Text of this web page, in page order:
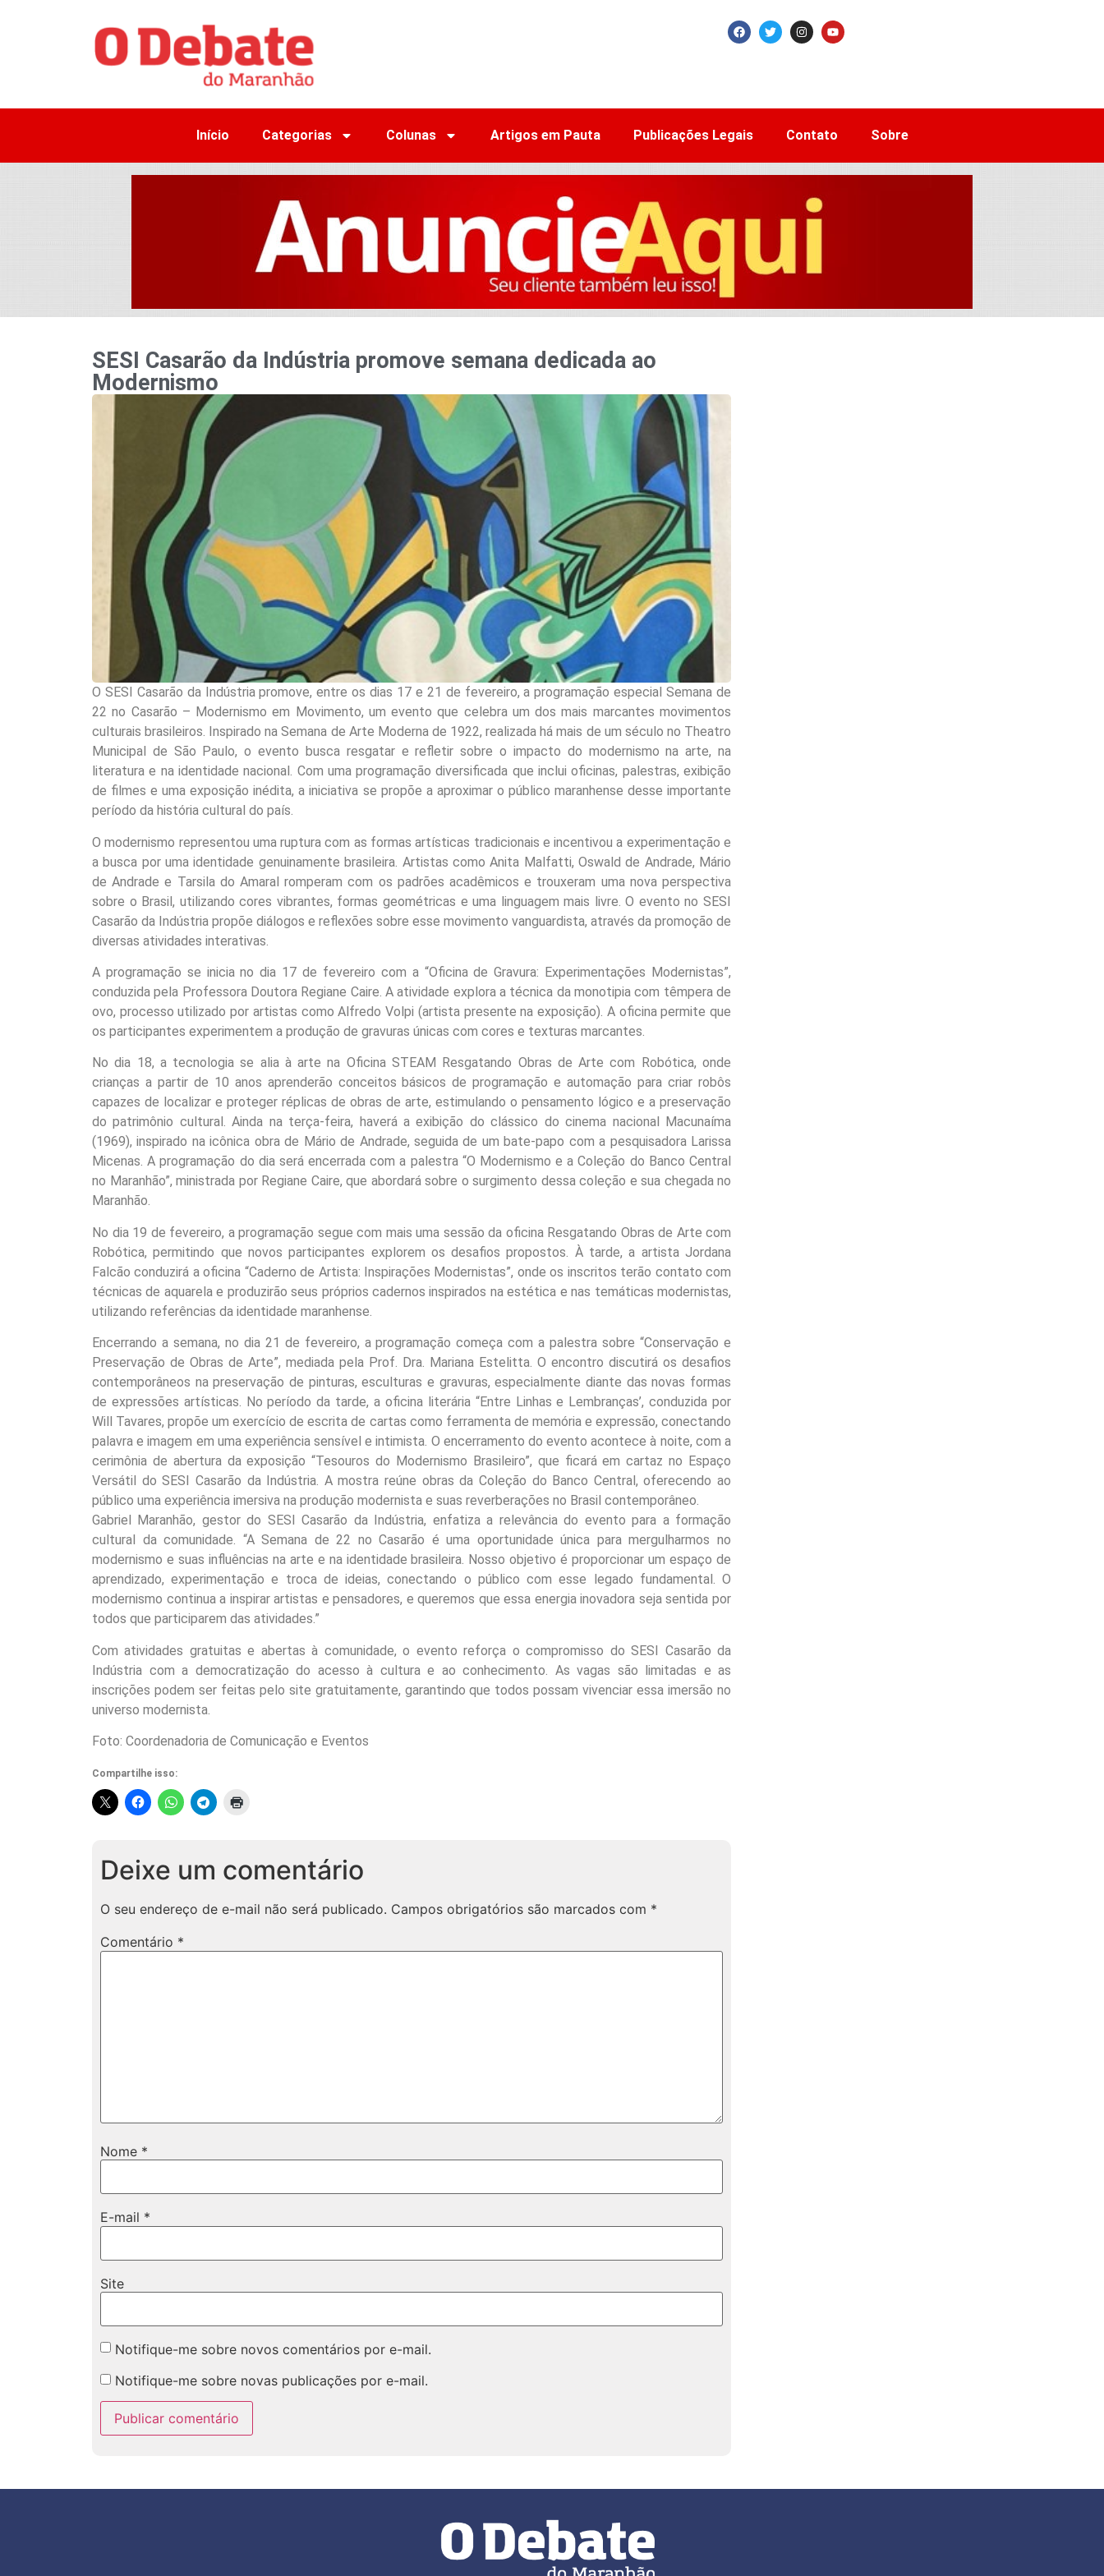
Início Categorias Colunas Artigos em Pauta Publicações Legais Contato Sobre
SESI Casarão da Indústria promove semana dedicada ao
Modernismo
O SESI Casarão da Indústria promove, entre os dias 17 e 21 de fevereiro, a programação especial Semana de
22 no Casarão – Modernismo em Movimento, um evento que celebra um dos mais marcantes movimentos
culturais brasileiros. Inspirado na Semana de Arte Moderna de 1922, realizada há mais de um século no Theatro
Municipal de São Paulo, o evento busca resgatar e refletir sobre o impacto do modernismo na arte, na
literatura e na identidade nacional. Com uma programação diversificada que inclui oficinas, palestras, exibição
de filmes e uma exposição inédita, a iniciativa se propõe a aproximar o público maranhense desse importante
período da história cultural do país.
O modernismo representou uma ruptura com as formas artísticas tradicionais e incentivou a experimentação e
a busca por uma identidade genuinamente brasileira. Artistas como Anita Malfatti, Oswald de Andrade, Mário
de Andrade e Tarsila do Amaral romperam com os padrões acadêmicos e trouxeram uma nova perspectiva
sobre o Brasil, utilizando cores vibrantes, formas geométricas e uma linguagem mais livre. O evento no SESI
Casarão da Indústria propõe diálogos e reflexões sobre esse movimento vanguardista, através da promoção de
diversas atividades interativas.
A programação se inicia no dia 17 de fevereiro com a “Oficina de Gravura: Experimentações Modernistas”,
conduzida pela Professora Doutora Regiane Caire. A atividade explora a técnica da monotipia com têmpera de
ovo, processo utilizado por artistas como Alfredo Volpi (artista presente na exposição). A oficina permite que
os participantes experimentem a produção de gravuras únicas com cores e texturas marcantes.
No dia 18, a tecnologia se alia à arte na Oficina STEAM Resgatando Obras de Arte com Robótica, onde
crianças a partir de 10 anos aprenderão conceitos básicos de programação e automação para criar robôs
capazes de localizar e proteger réplicas de obras de arte, estimulando o pensamento lógico e a preservação
do patrimônio cultural. Ainda na terça-feira, haverá a exibição do clássico do cinema nacional Macunaíma
(1969), inspirado na icônica obra de Mário de Andrade, seguida de um bate-papo com a pesquisadora Larissa
Micenas. A programação do dia será encerrada com a palestra “O Modernismo e a Coleção do Banco Central
no Maranhão”, ministrada por Regiane Caire, que abordará sobre o surgimento dessa coleção e sua chegada no
Maranhão.
No dia 19 de fevereiro, a programação segue com mais uma sessão da oficina Resgatando Obras de Arte com
Robótica, permitindo que novos participantes explorem os desafios propostos. À tarde, a artista Jordana
Falcão conduzirá a oficina “Caderno de Artista: Inspirações Modernistas”, onde os inscritos terão contato com
técnicas de aquarela e produzirão seus próprios cadernos inspirados na estética e nas temáticas modernistas,
utilizando referências da identidade maranhense.
Encerrando a semana, no dia 21 de fevereiro, a programação começa com a palestra sobre “Conservação e
Preservação de Obras de Arte”, mediada pela Prof. Dra. Mariana Estelitta. O encontro discutirá os desafios
contemporâneos na preservação de pinturas, esculturas e gravuras, especialmente diante das novas formas
de expressões artísticas. No período da tarde, a oficina literária “Entre Linhas e Lembranças’, conduzida por
Will Tavares, propõe um exercício de escrita de cartas como ferramenta de memória e expressão, conectando
palavra e imagem em uma experiência sensível e intimista. O encerramento do evento acontece à noite, com a
cerimônia de abertura da exposição “Tesouros do Modernismo Brasileiro”, que ficará em cartaz no Espaço
Versátil do SESI Casarão da Indústria. A mostra reúne obras da Coleção do Banco Central, oferecendo ao
público uma experiência imersiva na produção modernista e suas reverberações no Brasil contemporâneo.
Gabriel Maranhão, gestor do SESI Casarão da Indústria, enfatiza a relevância do evento para a formação
cultural da comunidade. “A Semana de 22 no Casarão é uma oportunidade única para mergulharmos no
modernismo e suas influências na arte e na identidade brasileira. Nosso objetivo é proporcionar um espaço de
aprendizado, experimentação e troca de ideias, conectando o público com esse legado fundamental. O
modernismo continua a inspirar artistas e pensadores, e queremos que essa energia inovadora seja sentida por
todos que participarem das atividades.”
Com atividades gratuitas e abertas à comunidade, o evento reforça o compromisso do SESI Casarão da
Indústria com a democratização do acesso à cultura e ao conhecimento. As vagas são limitadas e as
inscrições podem ser feitas pelo site gratuitamente, garantindo que todos possam vivenciar essa imersão no
universo modernista.
Foto: Coordenadoria de Comunicação e Eventos
Compartilhe isso:
Deixe um comentário
O seu endereço de e-mail não será publicado. Campos obrigatórios são marcados com *
Comentário *
Nome *
E-mail *
Site
Notifique-me sobre novos comentários por e-mail.
Notifique-me sobre novas publicações por e-mail.